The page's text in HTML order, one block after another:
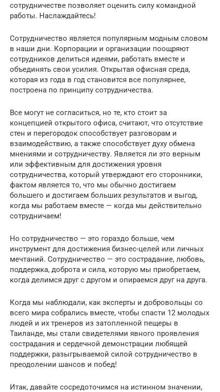
сотрудничестве позволяет оценить силу командной
работы. Наслаждайтесь!
Сотрудничество является популярным модным словом
в наши дни. Корпорации и организации поощряют
сотрудников делиться идеями, работать вместе и
объединять свои усилия. Открытая офисная среда,
которая из года в год становится все популярнее,
построена по принципу сотрудничества.
Все могут не согласиться, но те, кто стоит за
концепцией открытого офиса, считают, что отсутствие
стен и перегородок способствует разговорам и
взаимодействию, а также способствует духу обмена
мнениями и сотрудничеству. Является ли это верным
или эффективным для достижения уровня
сотрудничества, который утверждают его сторонники,
фактом является то, что мы обычно достигаем
большего и достигаем больших результатов и выгод,
когда мы работаем вместе — когда мы действительно
сотрудничаем!
Но сотрудничество — это гораздо больше, чем
инструмент для достижения бизнес-целей или личных
мечтаний. Сотрудничество — это сострадание, любовь,
поддержка, доброта и сила, которую мы приобретаем,
когда делимся друг с другом и опираемся друг на друга.
Когда мы наблюдали, как эксперты и добровольцы со
всего мира собрались вместе, чтобы спасти 12 молодых
людей и их тренеров из затопленной пещеры в
Таиланде, мы стали свидетелями явного проявления
сострадания и сердечной демонстрации любящей
поддержки, разыгрываемой силой сотрудничество в
преодолении шансов и побед!
Итак, давайте сосредоточимся на истинном значении,